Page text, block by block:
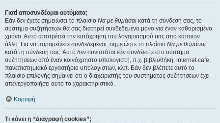
Γιατί αποσυνδέομαι αυτόματα;
Εάν δεν έχετε σημειώσει το πλαίσιο Να με θυμάσαι κατά τη σύνδεση σας, το
σύστημα συζητήσεων θα σας διατηρεί συνδεδεμένο μόνο για έναν καθορισμένο
χρόνο. Αυτό αποτρέπει την κατάχρηση του λογαριασμού σας από κάποιον
άλλο. Για να παραμείνετε συνδεδεμένοι, σημειώστε το πλαίσιο Να με θυμάσαι
κατά τη σύνδεση σας. Αυτό δεν συνιστάται εάν συνδέεστε στο σύστημα
συζητήσεων από έναν κοινόχρηστο υπολογιστή, π.χ. βιβλιοθήκη, internet cafe,
πανεπιστημιακό εργαστήριο υπολογιστών, κλπ. Εάν δεν βλέπετε αυτό το
πλαίσιο επιλογής σημαίνει ότι ο διαχειριστής του συστήματος συζητήσεων έχει
απενεργοποιήσει αυτό το χαρακτηριστικό.
Κορυφή
Τι κάνει η “Διαγραφή cookies”;